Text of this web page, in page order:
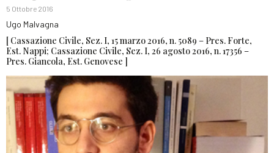
5 Ottobre 2016
Ugo Malvagna
[ Cassazione Civile, Sez. I, 15 marzo 2016, n. 5089 – Pres. Forte,
Est. Nappi; Cassazione Civile, Sez. I, 26 agosto 2016, n. 17356 –
Pres. Giancola, Est. Genovese ]